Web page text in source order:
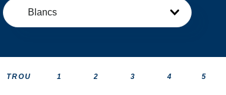
Blancs
TROU 1 2 3 4 5